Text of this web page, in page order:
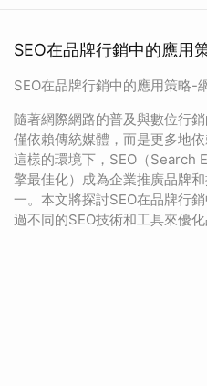
SEO在品牌行銷中的應用
SEO在品牌行銷中的應用策略-
隨著網際網路的普及與數位行
僅依賴傳統媒體，而是更多地
這樣的環境下，SEO（Search
擎最佳化）成為企業推廣品牌
一。本文將探討SEO在品牌行
過不同的SEO技術和工具來優化